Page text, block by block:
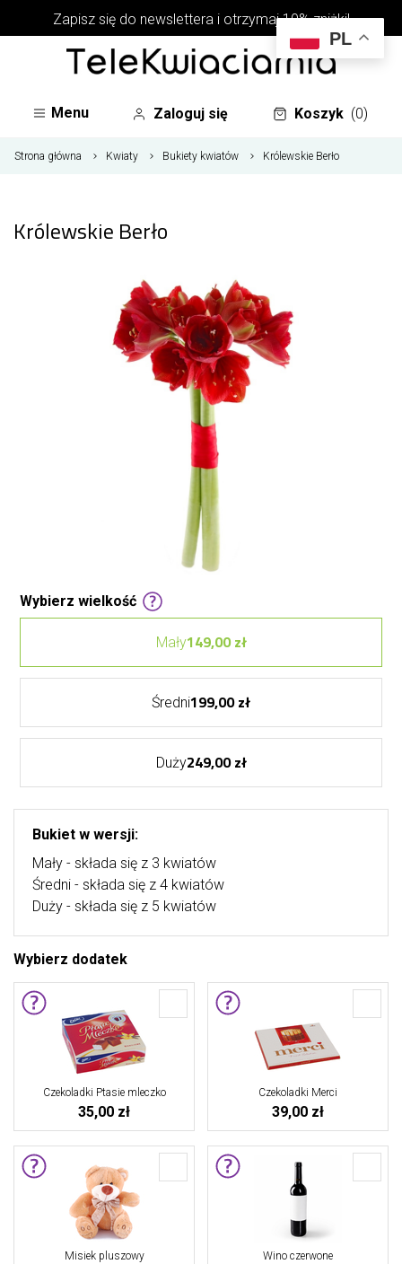
Zapisz się do newslettera i otrzymaj 10% zniżki!
Menu Zaloguj się Koszyk (0)
Strona główna Kwiaty Bukiety kwiatów Królewskie Berło
Królewskie Berło
Wybierz wielkość
Mały149,00 zł
Średni199,00 zł
Duży249,00 zł
Bukiet w wersji:
Mały - składa się z 3 kwiatów
Średni - składa się z 4 kwiatów
Duży - składa się z 5 kwiatów
Wybierz dodatek
Czekoladki Ptasie mleczko
35,00 zł
Czekoladki Merci
39,00 zł
Misiek pluszowy Wino czerwone
PL